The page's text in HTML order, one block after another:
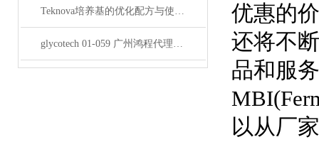
Teknova培养基的优化配方与使用技巧
glycotech 01-059 广州鸿程代理：开启糖生物学研究新征程
优惠的
还将不
品和服
以从厂